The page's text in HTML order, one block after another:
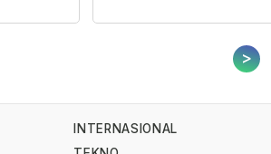
>
INTERNASIONAL